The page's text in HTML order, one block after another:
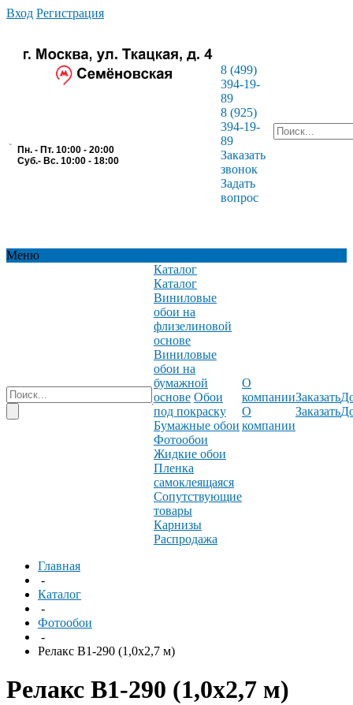
Вход Регистрация
Пн. - Пт. 10:00 - 20:00
Суб.- Вс. 10:00 - 18:00
8 (499)
394-19-
89
8 (925)
394-19-
89
Заказать
звонок
Задать
вопрос
Меню
Каталог
Каталог
Виниловые
обои на
флизелиновой
основе
Виниловые
обои на
бумажной
основе Обои
под покраску
Бумажные обои
Фотообои
Жидкие обои
Пленка
самоклеящаяся
Сопутствующие
товары
Карнизы
Распродажа
О
компании
О
компании
Заказать
Заказать
Главная
-
Каталог
-
Фотообои
-
Релакс В1-290 (1,0х2,7 м)
Релакс В1-290 (1,0х2,7 м)